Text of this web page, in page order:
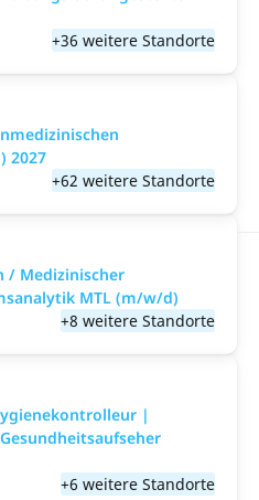
+36 weitere Standorte
2027
+62 weitere Standorte
/ Medizinischer
MTL (m/w/d)
+8 weitere Standorte
|
+6 weitere Standorte